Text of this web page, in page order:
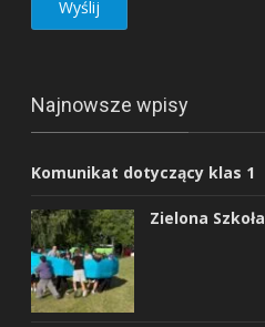
Najnowsze wpisy
Komunikat dotyczący klas 1
Zielona Szkoła